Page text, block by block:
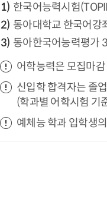
한국어능력시험
동아대학교 한국어강
동아한국어능력평가
어학능력은 모집마
신입학 합격자는 졸
(학과별 어학시험 기
예체능 학과 입학생